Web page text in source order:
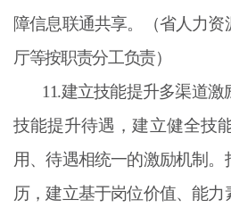
障信息联通共享。（省人力
厅等按职责分工负责）
11.建立技能提升多渠道
技能提升待遇，建立健全技
用、待遇相统一的激励机制
历，建立基于岗位价值、能